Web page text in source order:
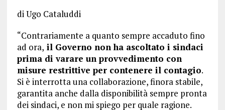
di Ugo Cataluddi
“Contrariamente a quanto sempre accaduto fino
ad ora, il Governo non ha ascoltato i sindaci
prima di varare un provvedimento con
misure restrittive per contenere il contagio.
Si è interrotta una collaborazione, finora stabile,
garantita anche dalla disponibilità sempre pronta
dei sindaci, e non mi spiego per quale ragione.